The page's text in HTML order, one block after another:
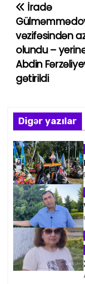
Y
a
z
ı
a
v
i
q
a
s
i
y
İradə
vəzifəsindən
olundu –
Abdin
gətirildi
Digər yazılar